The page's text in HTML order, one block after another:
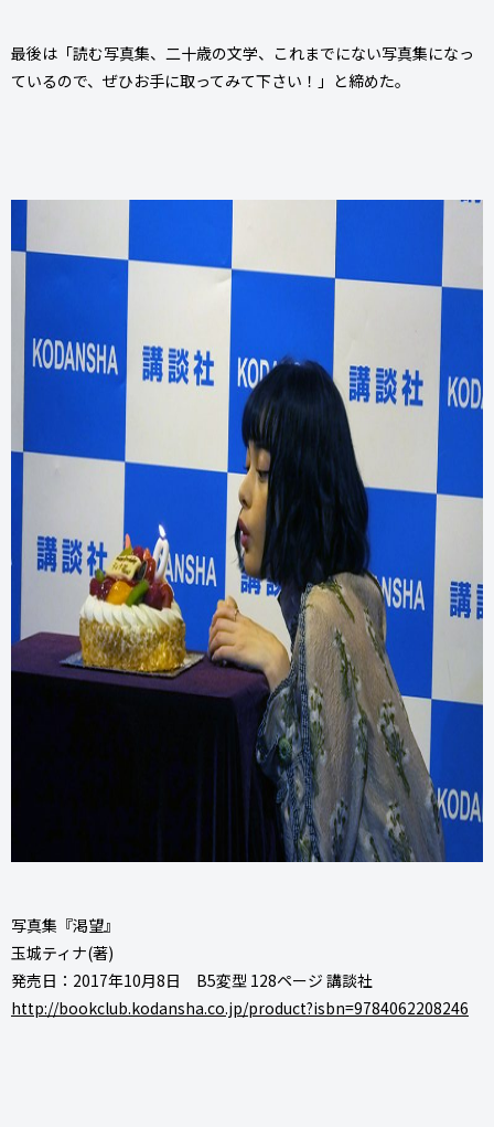
最後は「読む写真集、二十歳の文学、これまでにない写真集になっ
ているので、ぜひお手に取ってみて下さい！」と締めた。
写真集『渇望』
玉城ティナ(著)
発売日：2017年10月8日 B5変型 128ページ 講談社
http://bookclub.kodansha.co.jp/product?isbn=9784062208246